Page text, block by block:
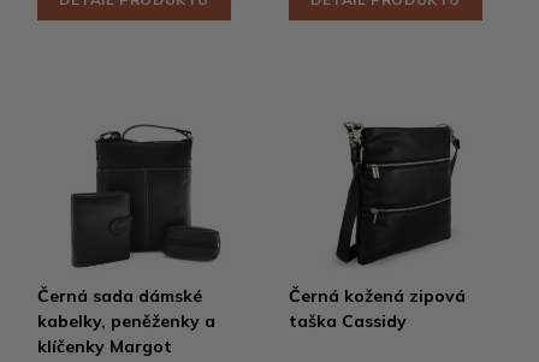
Černá sada dámské
kabelky, peněženky a
klíčenky Margot
Černá kožená zipová
taška Cassidy